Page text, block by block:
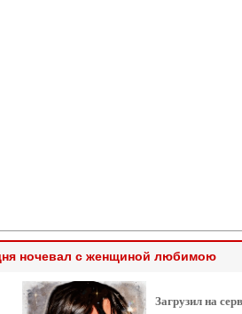
ночевал с женщиной любимою
Загрузил на